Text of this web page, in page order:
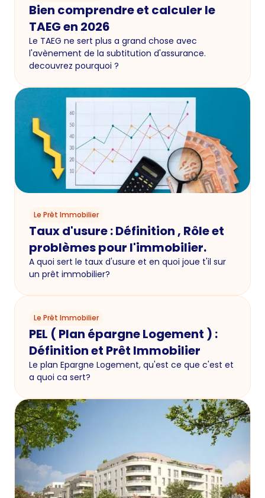
Bien comprendre et calculer le
TAEG en 2026
Le TAEG ne sert plus a grand chose avec
l'avènement de la subtitution d'assurance.
decouvrez pourquoi ?
Le Prêt Immobilier
Taux d'usure : Définition , Rôle et
problèmes pour l'immobilier.
A quoi sert le taux d'usure et en quoi joue t'il sur
un prêt immobilier?
Le Prêt Immobilier
PEL ( Plan épargne Logement ) :
Définition et Prêt Immobilier
Le plan Epargne Logement, qu'est ce que c'est et
a quoi ca sert?